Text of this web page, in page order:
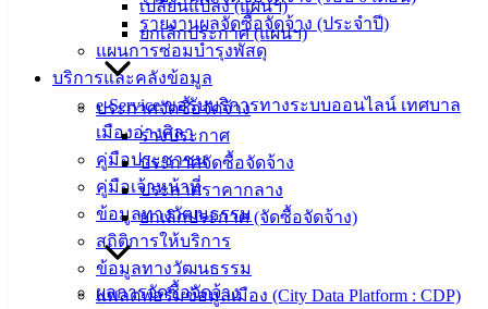
รายงานผลจัดซื้อจัดจ้าง (ประจำปี)
แผนการซ่อมบำรุงพัสดุ
บริการและคลังข้อมูล
e-Service ขอรับบริการทางระบบออนไลน์ เทศบาล
เมืองอ่างศิลา
คู่มือประชาชน
คู่มือเจ้าหน้าที่
ข้อมูลทางวัฒนธรรม
สถิติการให้บริการ
ข้อมูลทางวัฒนธรรม
แพลตฟอร์มข้อมูลเมือง (City Data Platform : CDP)
เปลี่ยนแปลง (แผนฯ)
ยกเลิกประกาศ (แผนฯ)
ประกาศจัดซื้อจัดจ้าง
ร่างประกาศ
ประกาศจัดซื้อจัดจ้าง
ประกาศราคากลาง
ยกเลิกประกาศ (จัดซื้อจัดจ้าง)
ผลการจัดซื้อจัดจ้าง
สำหรับ
คู่มือการ
ข่าวสาร
ข้อมูล